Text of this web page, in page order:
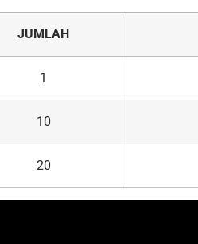
JUMLAH
1
10
20